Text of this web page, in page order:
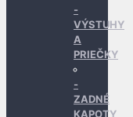
VÝSTUHY
A
PRIEČKY
ZADNÉ
KAPOTY